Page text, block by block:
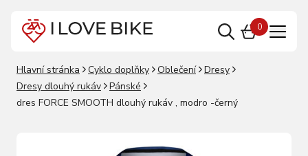
0
Hlavní stránka Cyklo doplňky Oblečení
Dresy
Dresy dlouhý rukáv
Pánské
dres FORCE SMOOTH dlouhý rukáv , modro -černý